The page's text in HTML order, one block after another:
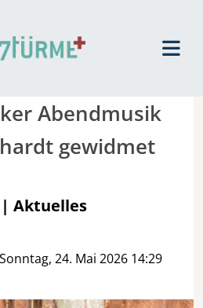
Abendmusik
gewidmet
Aktuelles
24. Mai 2026 14:29